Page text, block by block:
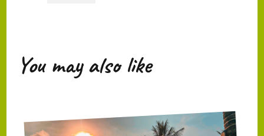
You may also like